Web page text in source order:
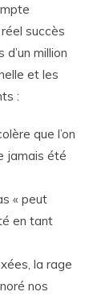
succès
million
et les
:
que l’on
jamais été
« peut
en tant
la rage
nos